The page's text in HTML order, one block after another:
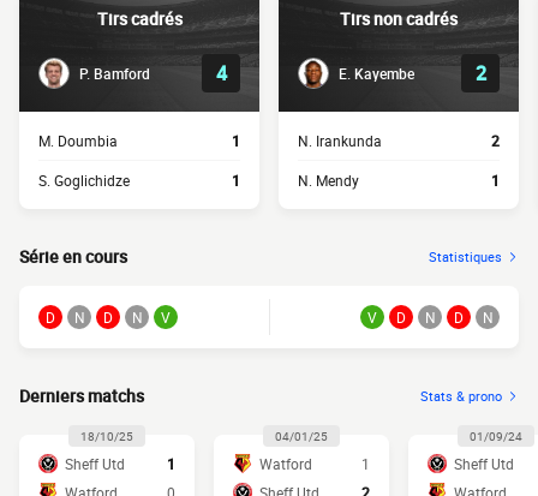
Tirs cadrés
P. Bamford 4
M. Doumbia 1
S. Goglichidze 1
Tirs non cadrés
E. Kayembe 2
N. Irankunda 2
N. Mendy 1
Série en cours Statistiques
D N D N V V D N D N
Derniers matchs Stats & prono
18/10/25
Sheff Utd
1
04/01/25
Watford
1
01/09/24
Sheff Utd